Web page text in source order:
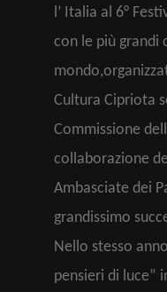
l’ Italia al 6°
con le più grandi
Cultura Cipriota
Commissione
collaborazione
Ambasciate dei
grandissimo
Nello stesso
pensieri di luce”